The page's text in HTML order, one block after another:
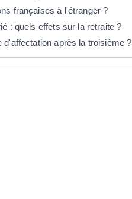
françaises à l'étranger ?
: quels effets sur la retraite ?
après la troisième ?